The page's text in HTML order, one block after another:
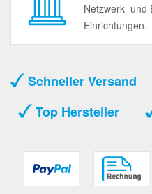
Netzwerk- und
Einrichtungen.
Schneller Versand
Top Hersteller